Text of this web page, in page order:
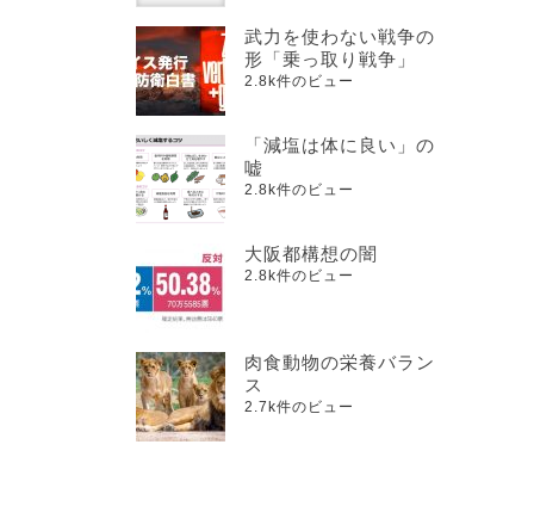
武力を使わない戦争の
形「乗っ取り戦争」
2.8k件のビュー
「減塩は体に良い」の
嘘
2.8k件のビュー
大阪都構想の闇
2.8k件のビュー
肉食動物の栄養バラン
ス
2.7k件のビュー